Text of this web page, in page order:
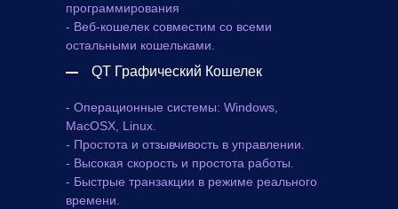
QT Графический Кошелек
программирования
- Веб-кошелек совместим со всеми
остальными кошельками.
- Операционные системы: Windows,
MacOSX, Linux.
- Простота и отзывчивость в управлении.
- Высокая скорость и простота работы.
- Быстрые транзакции в режиме реального
времени.